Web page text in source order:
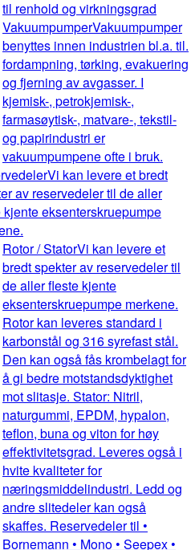
til renhold og virkningsgrad
VakuumpumperVakuumpumper
benyttes innen industrien bl.a. til.
fordampning, tørking, evakuering
og fjerning av avgasser. I
kjemisk-, petrokjemisk-,
farmasøytisk-, matvare-, tekstil-
og papirindustri er
vakuumpumpene ofte i bruk.
Vi kan levere et bredt
av reservedeler til de aller
kjente eksenterskruepumpe
Rotor / StatorVi kan levere et
bredt spekter av reservedeler til
de aller fleste kjente
eksenterskruepumpe merkene.
Rotor kan leveres standard i
karbonstål og 316 syrefast stål.
Den kan også fås krombelagt for
å gi bedre motstandsdyktighet
mot slitasje. Stator: Nitril,
naturgummi, EPDM, hypalon,
teflon, buna og viton for høy
effektivitetsgrad. Leveres også i
hvite kvaliteter for
næringsmiddelindustri. Ledd og
andre slitedeler kan også
skaffes. Reservedeler til •
Bornemann • Mono • Seepex •